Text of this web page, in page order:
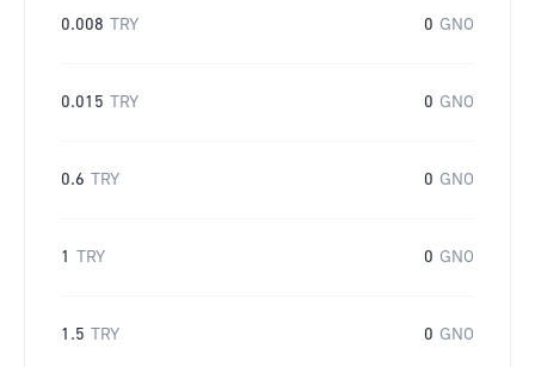
0.008 TRY 0 GNO
0.015 TRY 0 GNO
0.6 TRY 0 GNO
1 TRY 0 GNO
1.5 TRY 0 GNO